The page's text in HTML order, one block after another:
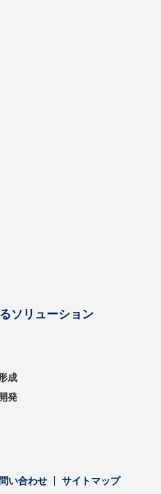
ソリューション
成
発
い合わせ サイトマップ